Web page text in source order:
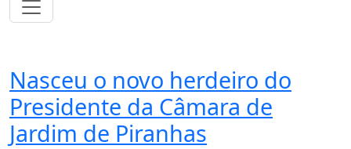
Nasceu o novo herdeiro do
Presidente da Câmara de
Jardim de Piranhas